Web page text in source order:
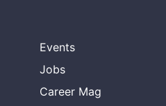
Events
Jobs
Career Mag